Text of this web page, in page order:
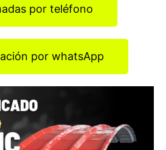
por teléfono
por whatsApp